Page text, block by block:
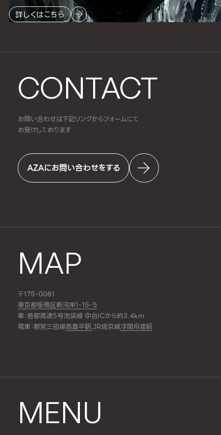
CONTACT
お問い合わせは下記リンクからフォームにて
お受けしております
AZAにお問い合わせをする
MAP
〒175-0081
東京都板橋区新河岸1-15-5
車：首都高速5号池袋線 中台ICから約3.4km
電車：都営三田線高島平駅,JR埼京線浮間舟渡駅
詳しくはこちら
MENU